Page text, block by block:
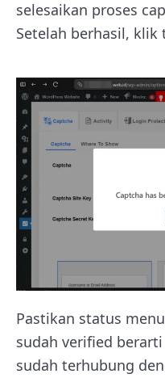
selesaikan proses
Setelah berhasil,
Pastikan status
sudah verified berarti
sudah terhubung